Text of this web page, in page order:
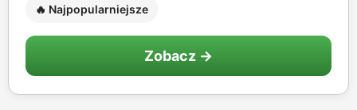
🔥 Najpopularniejsze
Zobacz →